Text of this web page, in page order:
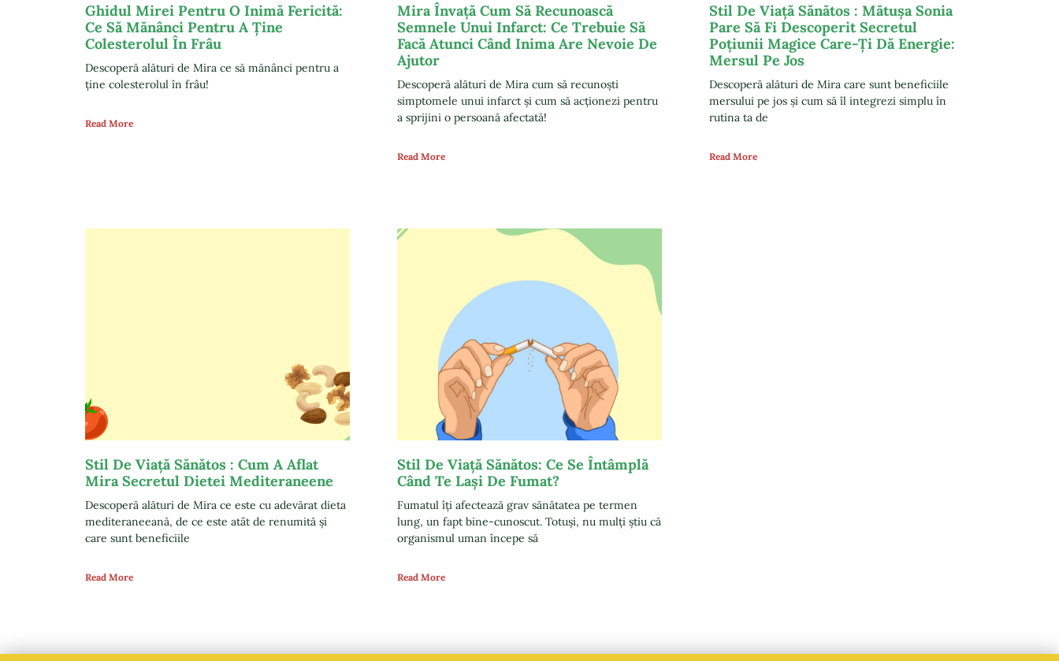
Ghidul Mirei Pentru O Inimă Fericită:
Ce Să Mănânci Pentru A Ține
Colesterolul În Frâu
Descoperă alături de Mira ce să mănânci pentru a
ține colesterolul în frâu!
Read More
Mira Învață Cum Să Recunoască
Semnele Unui Infarct: Ce Trebuie Să
Facă Atunci Când Inima Are Nevoie De
Ajutor
Descoperă alături de Mira cum să recunoști
simptomele unui infarct și cum să acționezi pentru
a sprijini o persoană afectată!
Read More
Stil De Viață Sănătos : Mătușa Sonia
Pare Să Fi Descoperit Secretul
Poțiunii Magice Care-Ți Dă Energie:
Mersul Pe Jos
Descoperă alături de Mira care sunt beneficiile
mersului pe jos și cum să îl integrezi simplu în
rutina ta de
Read More
Stil De Viață Sănătos : Cum A Aflat
Mira Secretul Dietei Mediteraneene
Descoperă alături de Mira ce este cu adevărat dieta
mediteraneeană, de ce este atât de renumită și
care sunt beneficiile
Read More
Stil De Viață Sănătos: Ce Se Întâmplă
Când Te Lași De Fumat?
Fumatul îți afectează grav sănătatea pe termen
lung, un fapt bine-cunoscut. Totuși, nu mulți știu că
organismul uman începe să
Read More